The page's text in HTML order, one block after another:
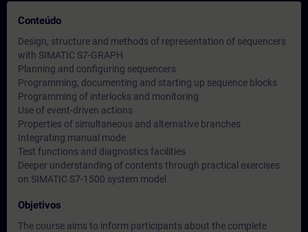
Conteúdo
Design, structure and methods of representation of sequencers
with SIMATIC S7-GRAPH
Planning and configuring sequencers
Programming, documenting and starting up sequence blocks
Programming of interlocks and monitoring
Use of event-driven actions
Properties of simultaneous and alternative branches
Integrating manual mode
Test functions and diagnostics facilities
Deeper understanding of contents through practical exercises
on SIMATIC S7-1500 system model
Objetivos
The course aims to inform participants about the complete